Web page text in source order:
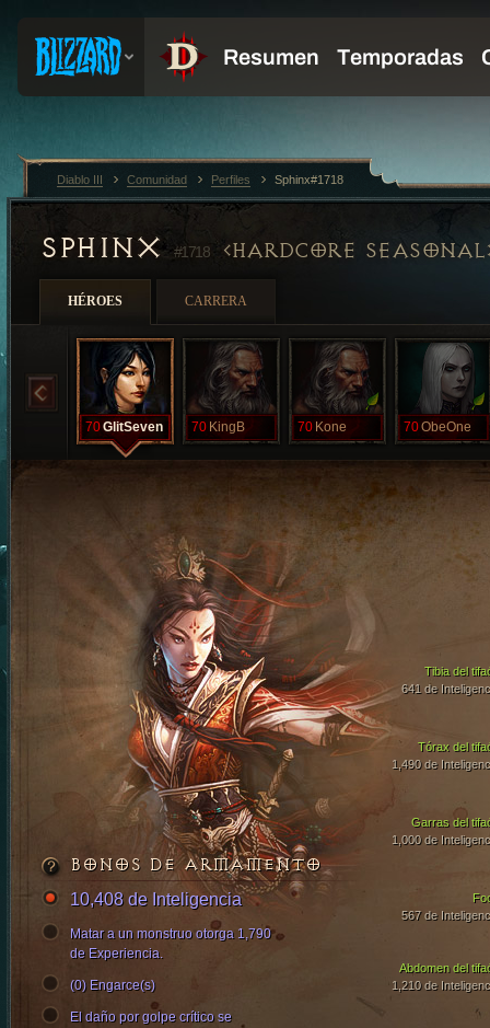
SPHINX #1718 HARDCORE SEASONAL
HÉROES CARRERA
70GlitSeven 70 KingB 70 Kone 70ObeOne
Tórax del
1,490 de
Garras del
1,000 de
Tibia del
641 de
Abdomen del
1,210 de
567 de
BONOS DE ARMAMENTO
10,408 de Inteligencia
Matar a un monstruo otorga 1,790
de Experiencia.
(0) Engarce(s)
El daño por golpe crítico se
Diablo III Comunidad Perfiles Sphinx#1718